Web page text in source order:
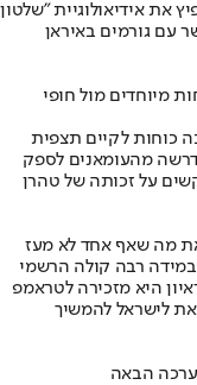
את אידיאולוגיית "שלטון
עם גורמים באיראן
מיוחדים מול חופי
כוחות לקיים תצפית
מהעומאנים לספק
על זכותה של טהרן
מה שאף אחד לא מעז
רבה קולה הרשמי
היא מזכירה לטראמפ
לישראל להמשיך
הבאה